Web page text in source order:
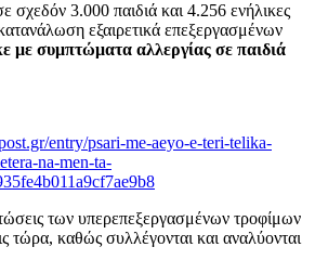
σχεδόν 3.000 παιδιά και 4.256 ενήλικες
εξαιρετικά επεξεργασμένων
με συμπτώματα αλλεργίας σε παιδιά
entry/psari-me-aeyo-e-teri-telika-
na-men-ta-
των υπερεπεξεργασμένων τροφίμων
τώρα, καθώς συλλέγονται και αναλύονται